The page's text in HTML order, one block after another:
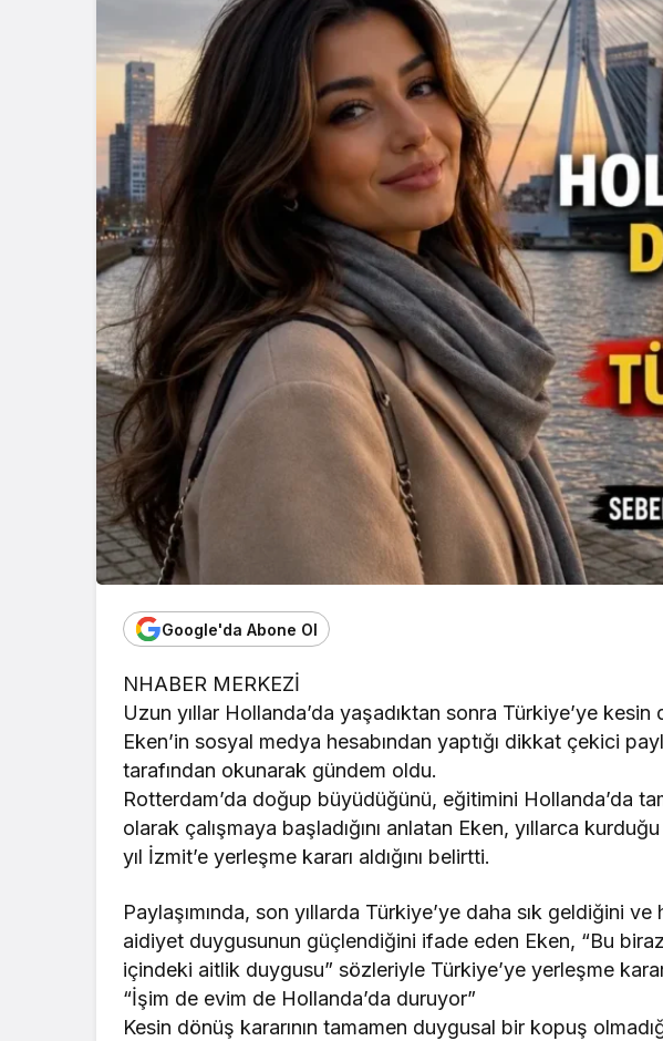
Google'da Abone Ol
NHABER MERKEZİ
Uzun yıllar Hollanda’da yaşadıktan sonra Türkiye’ye
Eken’in sosyal medya hesabından yaptığı dikkat çekici
tarafından okunarak gündem oldu.
Rotterdam’da doğup büyüdüğünü, eğitimini Hollanda’da
olarak çalışmaya başladığını anlatan Eken, yıllarca
yıl İzmit’e yerleşme kararı aldığını belirtti.
Paylaşımında, son yıllarda Türkiye’ye daha sık geldiğini
aidiyet duygusunun güçlendiğini ifade eden Eken, “Bu
içindeki aitlik duygusu” sözleriyle Türkiye’ye yerleşme
“İşim de evim de Hollanda’da duruyor”
Kesin dönüş kararının tamamen duygusal bir kopuş